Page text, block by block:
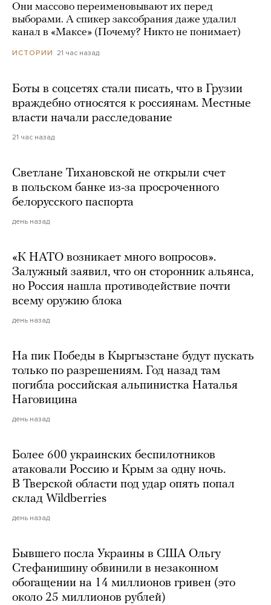
Они массово переименовывают их перед
выборами. А спикер заксобрания даже удалил
канал в «Максе» (Почему? Никто не понимает)
ИСТОРИИ 21 час назад
Боты в соцсетях стали писать, что в Грузии
враждебно относятся к россиянам. Местные
власти начали расследование
21 час назад
Светлане Тихановской не открыли счет
в польском банке из-за просроченного
белорусского паспорта
день назад
«К НАТО возникает много вопросов».
Залужный заявил, что он сторонник альянса,
но Россия нашла противодействие почти
всему оружию блока
день назад
На пик Победы в Кыргызстане будут пускать
только по разрешениям. Год назад там
погибла российская альпинистка Наталья
Наговицина
день назад
Более 600 украинских беспилотников
атаковали Россию и Крым за одну ночь.
В Тверской области под удар опять попал
склад Wildberries
день назад
Бывшего посла Украины в США Ольгу
Стефанишину обвинили в незаконном
обогащении на 14 миллионов гривен (это
около 25 миллионов рублей)